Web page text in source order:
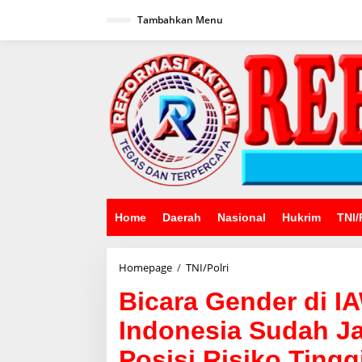
Tambahkan Menu
Home Daerah Nasional Hukrim TNI/
Homepage / TNI/PolriBicara
di
IAWP,
Kapolri:
Polwan
di
Bicara Gender di
Indonesia Sudah